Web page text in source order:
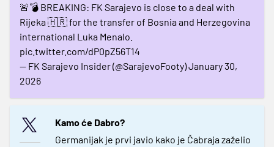
🚨💣 BREAKING: FK Sarajevo is close to a deal with
Rijeka 🇭🇷 for the transfer of Bosnia and Herzegovina
international Luka Menalo.
pic.twitter.com/dP0pZ56T14
— FK Sarajevo Insider (@SarajevoFooty)January 30,
2026
Kamo će Dabro?
Germanijak je prvi javio kako je Čabraja zaželio